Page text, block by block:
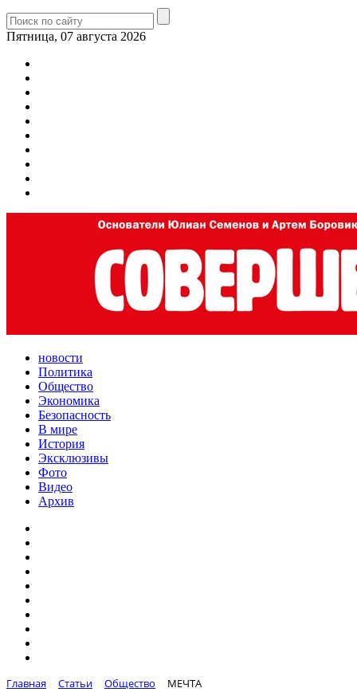
Пятница, 07 августа 2026
новости
Политика
Общество
Экономика
Безопасность
В мире
История
Эксклюзивы
Фото
Видео
Архив
Главная Статьи Общество МЕЧТА